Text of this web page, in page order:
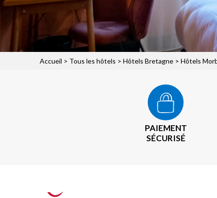
Accueil > Tous les hôtels > Hôtels Bretagne > Hôtels
PAIEMENT
SÉCURISÉ